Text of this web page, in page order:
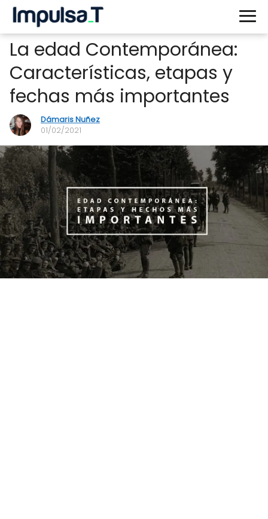
La edad Contemporánea:
Características, etapas y
fechas más importantes
Dámaris Nuñez
01/02/2021